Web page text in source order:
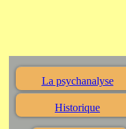
La psychanalyse
Historique